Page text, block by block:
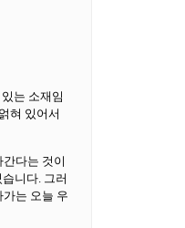
는 소재임
혀 있어서
다는 것이
니다. 그러
는 오늘 우